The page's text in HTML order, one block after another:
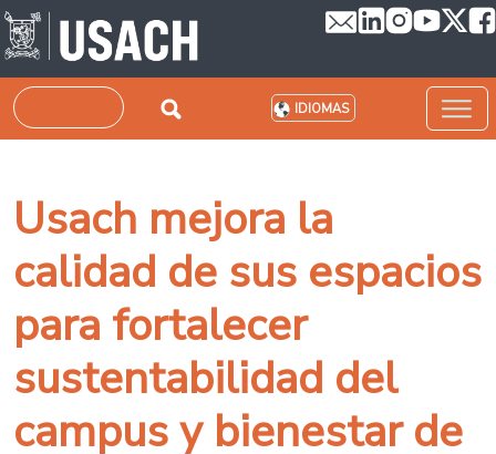
Pasar al contenido principal
Buscar IDIOMAS
Usach mejora la
calidad de sus espacios
para fortalecer
sustentabilidad del
campus y bienestar de